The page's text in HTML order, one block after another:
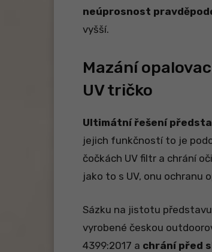
neúprosnost
vyšší.
Mazání
UV tričko
Ultimátní řešení
jejich funkčností to je
čočkách UV filtr a chrání
jako to s UV, onu ochranu
Sázku na jistotu
vyrobené českou
4399:2017 a chrání před